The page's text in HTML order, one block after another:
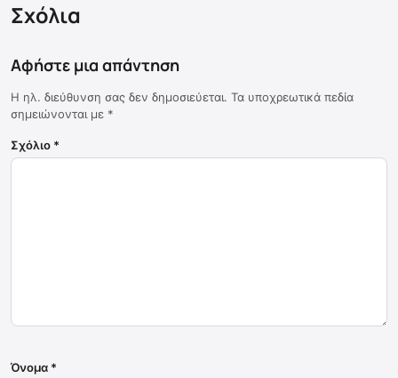
Σχόλια
Αφήστε μια απάντηση
Η ηλ. διεύθυνση σας δεν δημοσιεύεται. Τα υποχρεωτικά πεδία
σημειώνονται με *
Σχόλιο *
Όνομα *